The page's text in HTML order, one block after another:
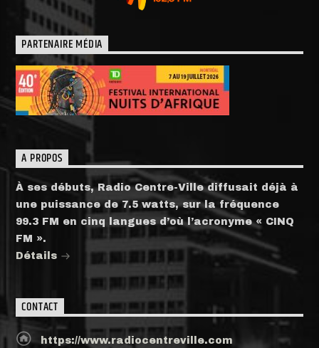
PARTENAIRE MÉDIA
A PROPOS
À ses débuts, Radio Centre-Ville diffusait déjà à
une puissance de 7.5 watts, sur la fréquence
99.3 FM en cinq langues d’où l’acronyme « CINQ
FM ».
Détails
CONTACT
https://www.radiocentreville.com